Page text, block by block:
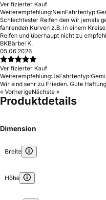
Verifizierter Kauf
Weiterempfehlung:NeinFahrtentyp:
Schlechtester Reifen den wir jemals
fahrenden Kurven z.B. in einem
Reifen und überhaupt nicht zu
BKBärbel K.
05.06.2026
Verifizierter Kauf
Weiterempfehlung:JaFahrtentyp:
Wir sind sehr zu Frieden. Gute
« VorherigeNächste »
Produktdetails
Dimension
Breite
Höhe